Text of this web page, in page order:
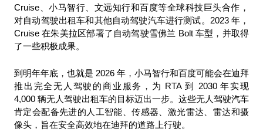
Cruise、小马智行、文远知行和百度等全球科技巨头合作，
对自动驾驶出租车和其他自动驾驶汽车进行测试。2023 年，
Cruise 在朱美拉区部署了自动驾驶雪佛兰 Bolt 车型，并取得
了一些积极成果。
到明年年底，也就是 2026 年，小马智行和百度可能会在迪拜
推出完全无人驾驶的商业服务，为 RTA 到 2030 年实现
4,000 辆无人驾驶出租车的目标迈出一步。这些无人驾驶汽车
肯定会配备先进的人工智能、传感器、激光雷达、雷达和摄
像头，旨在安全高效地在迪拜的道路上行驶。